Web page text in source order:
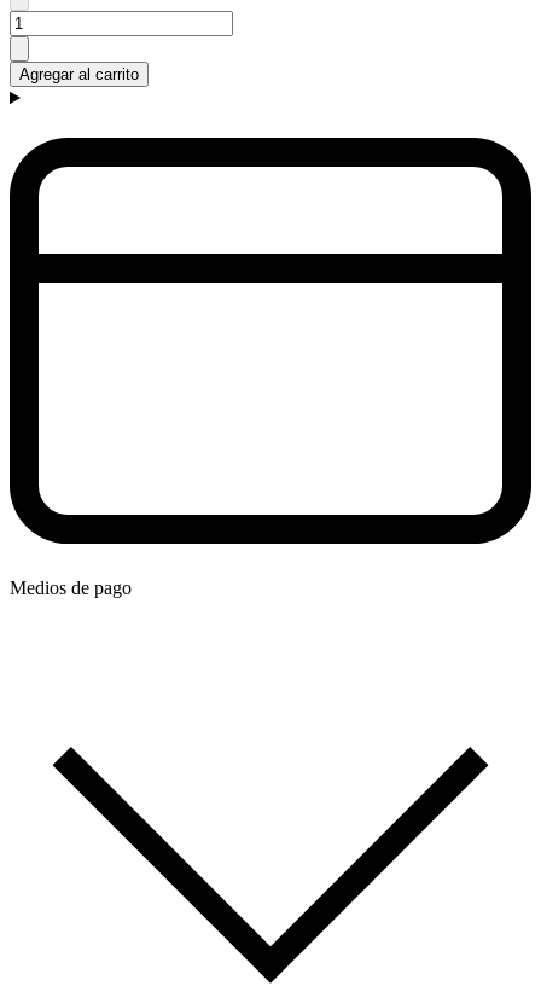
Agregar al carrito
Medios de pago